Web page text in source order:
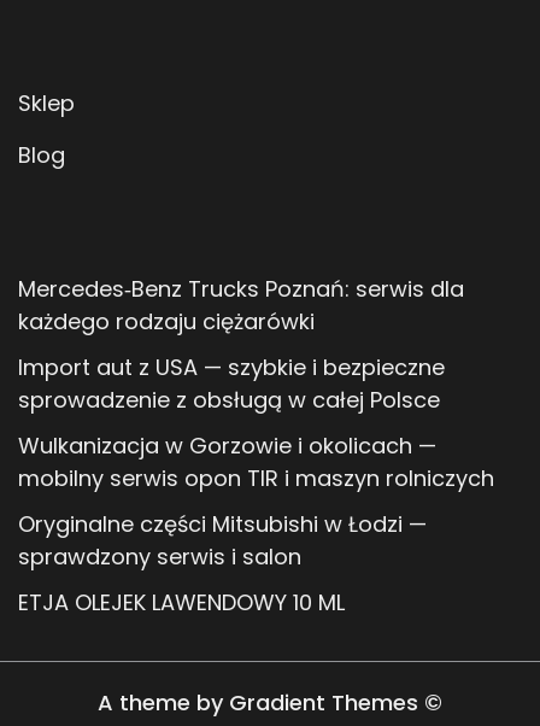
Sklep
Blog
Mercedes‑Benz Trucks Poznań: serwis dla
każdego rodzaju ciężarówki
Import aut z USA — szybkie i bezpieczne
sprowadzenie z obsługą w całej Polsce
Wulkanizacja w Gorzowie i okolicach —
mobilny serwis opon TIR i maszyn rolniczych
Oryginalne części Mitsubishi w Łodzi —
sprawdzony serwis i salon
ETJA OLEJEK LAWENDOWY 10 ML
A theme by Gradient Themes ©